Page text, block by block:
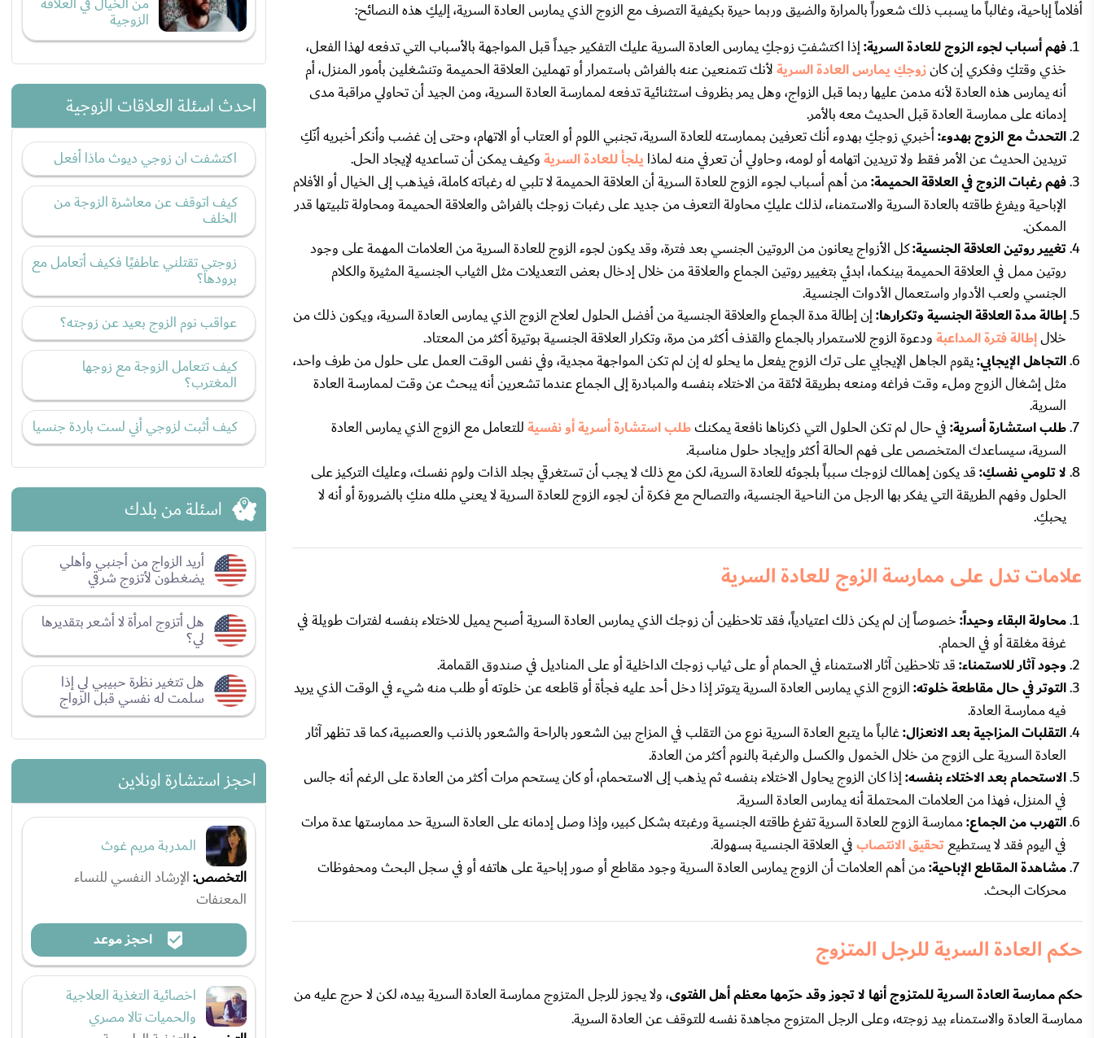
أفلاماً إباحية، وغالباً ما يسبب ذلك شعوراً بالمرارة والضيق وربما حيرة بكيفية التصرف مع الزوج الذي يمارس العادة السرية، إليكِ هذه النصائح:
فهم أسباب لجوء الزوج للعادة السرية:إذا اكتشفتِ زوجكِ يمارس العادة السرية عليك التفكير جيداً قبل المواجهة بالأسباب التي تدفعه لهذا الفعل،
خذي وقتكِ وفكري إن كانزوجكِ يمارس العادة السريةلأنك تتمنعين عنه بالفراش باستمرار أو تهملين العلاقة الحميمة وتنشغلين بأمور المنزل، أم
أنه يمارس هذه العادة لأنه مدمن عليها ربما قبل الزواج، وهل يمر بظروف استثنائية تدفعه لممارسة العادة السرية، ومن الجيد أن تحاولي مراقبة مدى
إدمانه على ممارسة العادة قبل الحديث معه بالأمر.
التحدث مع الزوج بهدوء:أخبري زوجكِ بهدوء أنك تعرفين بممارسته للعادة السرية، تجنبي اللوم أو العتاب أو الاتهام، وحتى إن غضب وأنكر أخبريه أنّكِ
تريدين الحديث عن الأمر فقط ولا تريدين اتهامه أو لومه، وحاولي أن تعرفي منه لماذايلجأ للعادة السريةوكيف يمكن أن تساعديه لإيجاد الحل.
فهم رغبات الزوج في العلاقة الحميمة:من أهم أسباب لجوء الزوج للعادة السرية أن العلاقة الحميمة لا تلبي له رغباته كاملة، فيذهب إلى الخيال أو الأفلام
الإباحية ويفرغ طاقته بالعادة السرية والاستمناء، لذلك عليكِ محاولة التعرف من جديد على رغبات زوجك بالفراش والعلاقة الحميمة ومحاولة تلبيتها قدر
الممكن.
تغيير روتين العلاقة الجنسية:كل الأزواج يعانون من الروتين الجنسي بعد فترة، وقد يكون لجوء الزوج للعادة السرية من العلامات المهمة على وجود
روتين ممل في العلاقة الحميمة بينكما، ابدئي بتغيير روتين الجماع والعلاقة من خلال إدخال بعض التعديلات مثل الثياب الجنسية المثيرة والكلام
الجنسي ولعب الأدوار واستعمال الأدوات الجنسية.
إطالة مدة العلاقة الجنسية وتكرارها:إن إطالة مدة الجماع والعلاقة الجنسية من أفضل الحلول لعلاج الزوج الذي يمارس العادة السرية، ويكون ذلك من
خلالإطالة فترة المداعبةودعوة الزوج للاستمرار بالجماع والقذف أكثر من مرة، وتكرار العلاقة الجنسية بوتيرة أكثر من المعتاد.
التجاهل الإيجابي:يقوم الجاهل الإيجابي على ترك الزوج يفعل ما يحلو له إن لم تكن المواجهة مجدية، وفي نفس الوقت العمل على حلول من طرف واحد،
مثل إشغال الزوج وملء وقت فراغه ومنعه بطريقة لائقة من الاختلاء بنفسه والمبادرة إلى الجماع عندما تشعرين أنه يبحث عن وقت لممارسة العادة
السرية.
طلب استشارة أسرية:في حال لم تكن الحلول التي ذكرناها نافعة يمكنكطلب استشارة أسرية أو نفسيةللتعامل مع الزوج الذي يمارس العادة
السرية، سيساعدك المتخصص على فهم الحالة أكثر وإيجاد حلول مناسبة.
لا تلومي نفسكِ:قد يكون إهمالك لزوجك سبباً بلجوئه للعادة السرية، لكن مع ذلك لا يجب أن تستغرقي بجلد الذات ولوم نفسك، وعليك التركيز على
الحلول وفهم الطريقة التي يفكر بها الرجل من الناحية الجنسية، والتصالح مع فكرة أن لجوء الزوج للعادة السرية لا يعني ملله منكِ بالضرورة أو أنه لا
يحبكِ.
علامات تدل على ممارسة الزوج للعادة السرية
محاولة البقاء وحيداً:خصوصاً إن لم يكن ذلك اعتيادياً، فقد تلاحظين أن زوجك الذي يمارس العادة السرية أصبح يميل للاختلاء بنفسه لفترات طويلة في
غرفة مغلقة أو في الحمام.
وجود آثار للاستمناء:قد تلاحظين آثار الاستمناء في الحمام أو على ثياب زوجك الداخلية أو على المناديل في صندوق القمامة.
التوتر في حال مقاطعة خلوته:الزوج الذي يمارس العادة السرية يتوتر إذا دخل أحد عليه فجأة أو قاطعه عن خلوته أو طلب منه شيء في الوقت الذي يريد
فيه ممارسة العادة.
التقلبات المزاجية بعد الانعزال:غالباً ما يتبع العادة السرية نوع من التقلب في المزاج بين الشعور بالراحة والشعور بالذنب والعصبية، كما قد تظهر آثار
العادة السرية على الزوج من خلال الخمول والكسل والرغبة بالنوم أكثر من العادة.
الاستحمام بعد الاختلاء بنفسه:إذا كان الزوج يحاول الاختلاء بنفسه ثم يذهب إلى الاستحمام، أو كان يستحم مرات أكثر من العادة على الرغم أنه جالس
في المنزل، فهذا من العلامات المحتملة أنه يمارس العادة السرية.
التهرب من الجماع:ممارسة الزوج للعادة السرية تفرغ طاقته الجنسية ورغبته بشكل كبير، وإذا وصل إدمانه على العادة السرية حد ممارستها عدة مرات
في اليوم فقد لا يستطيعتحقيق الانتصابفي العلاقة الجنسية بسهولة.
مشاهدة المقاطع الإباحية:من أهم العلامات أن الزوج يمارس العادة السرية وجود مقاطع أو صور إباحية على هاتفه أو في سجل البحث ومحفوظات
محركات البحث.
حكم العادة السرية للرجل المتزوج
حكم ممارسة العادة السرية للمتزوج أنها لا تجوز وقد حرّمها معظم أهل الفتوى، ولا يجوز للرجل المتزوج ممارسة العادة السرية بيده، لكن لا حرج عليه من
ممارسة العادة والاستمناء بيد زوجته، وعلى الرجل المتزوج مجاهدة نفسه للتوقف عن العادة السرية.
الزوجية
احدث اسئلة العلاقات الزوجية
اكتشفت ان زوجي ديوث ماذا أفعل
كيف اتوقف عن معاشرة الزوجة من
الخلف
زوجتي تقتلني عاطفيًا فكيف أتعامل مع
برودها؟
عواقب نوم الزوج بعيد عن زوجته؟
كيف تتعامل الزوجة مع زوجها
المغترب؟
كيف أثبت لزوجي أني لست باردة جنسيا
اسئلة من بلدك
أريد الزواج من أجنبي وأهلي
يضغطون لأتزوج شرقي
هل أتزوج امرأة لا أشعر بتقديرها
لي؟
هل تتغير نظرة حبيبي لي إذا
سلمت له نفسي قبل الزواج
احجز استشارة اونلاين
المدربة مريم غوث
التخصص:الإرشاد النفسي للنساء
المعنفات
احجز موعد
اخصائية التغذية العلاجية
والحميات تالا مصري